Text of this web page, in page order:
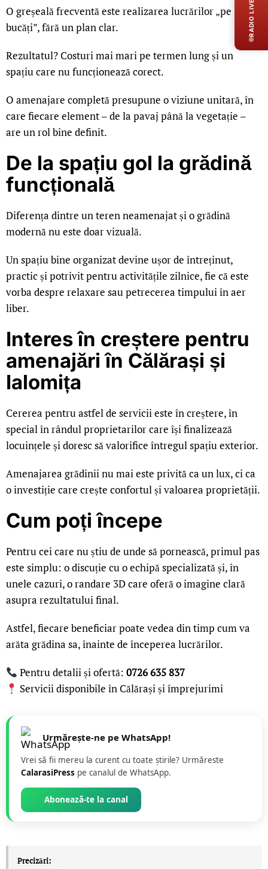
O greșeală frecventă este realizarea lucrărilor „pe
bucăți”, fără un plan clar.
Rezultatul? Costuri mai mari pe termen lung și un
spațiu care nu funcționează corect.
O amenajare completă presupune o viziune unitară, în
care fiecare element – de la pavaj până la vegetație –
are un rol bine definit.
De la spațiu gol la grădină
funcțională
Diferența dintre un teren neamenajat și o grădină
modernă nu este doar vizuală.
Un spațiu bine organizat devine ușor de întreținut,
practic și potrivit pentru activitățile zilnice, fie că este
vorba despre relaxare sau petrecerea timpului în aer
liber.
Interes în creștere pentru
amenajări în Călărași și
Ialomița
Cererea pentru astfel de servicii este în creștere, în
special în rândul proprietarilor care își finalizează
locuințele și doresc să valorifice întregul spațiu exterior.
Amenajarea grădinii nu mai este privită ca un lux, ci ca
o investiție care crește confortul și valoarea proprietății.
Cum poți începe
Pentru cei care nu știu de unde să pornească, primul pas
este simplu: o discuție cu o echipă specializată și, în
unele cazuri, o randare 3D care oferă o imagine clară
asupra rezultatului final.
Astfel, fiecare beneficiar poate vedea din timp cum va
arăta grădina sa, înainte de începerea lucrărilor.
Pentru detalii și ofertă:0726 635 837
Servicii disponibile în Călărași și împrejurimi
Urmărește-ne pe WhatsApp!
Vrei să fii mereu la curent cu toate știrile? Urmăreste
CalarasiPress pe canalul de WhatsApp.
Abonează-te la canal
Precizări:
RADIO LIVE